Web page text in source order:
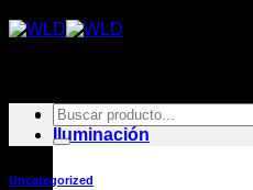
Saltar
al
Inicio
Iluminación
Buscar
por:
Uncategorized